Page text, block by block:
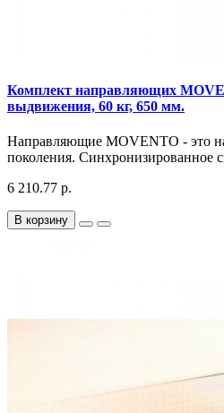
Комплект направляющих
выдвижения, 60 кг, 650 мм.
Направляющие MOVENTO - это
поколения. Синхронизированное
6 210.77 р.
В корзину